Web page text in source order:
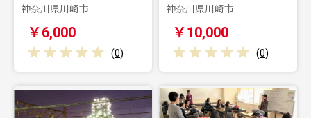
神奈川県川崎市
￥6,000
(0)
神奈川県川崎市
￥10,000
(0)